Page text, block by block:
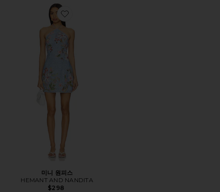
Favorite 미니 원피스
미니 원피스
HEMANT AND NANDITA
$298